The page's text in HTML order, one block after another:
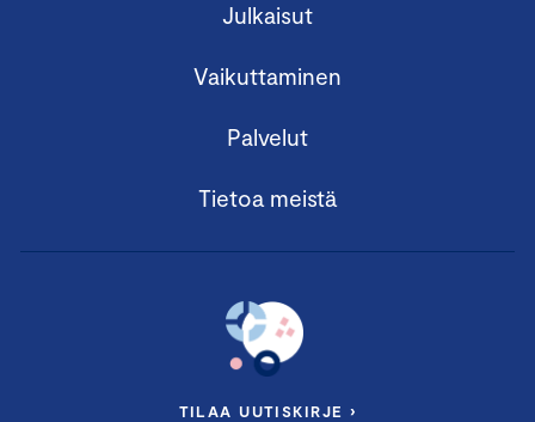
Julkaisut
Vaikuttaminen
Palvelut
Tietoa meistä
TILAA UUTISKIRJE ›